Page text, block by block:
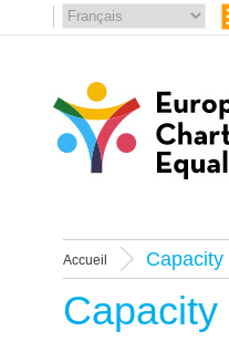
Accueil